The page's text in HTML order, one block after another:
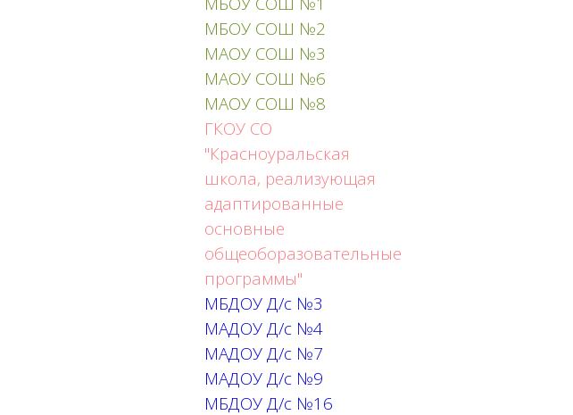
МБОУ СОШ №2
МАОУ СОШ №3
МАОУ СОШ №6
МАОУ СОШ №8
ГКОУ СО
"Красноуральская
школа, реализующая
адаптированные
основные
общеоборазовательные
программы"
МБДОУ Д/с №3
МАДОУ Д/с №4
МАДОУ Д/с №7
МАДОУ Д/с №9
МБДОУ Д/с №16